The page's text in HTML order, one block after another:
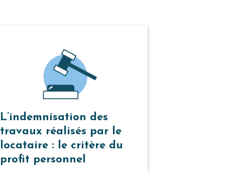
L’indemnisation des
travaux réalisés par le
locataire : le critère du
profit personnel